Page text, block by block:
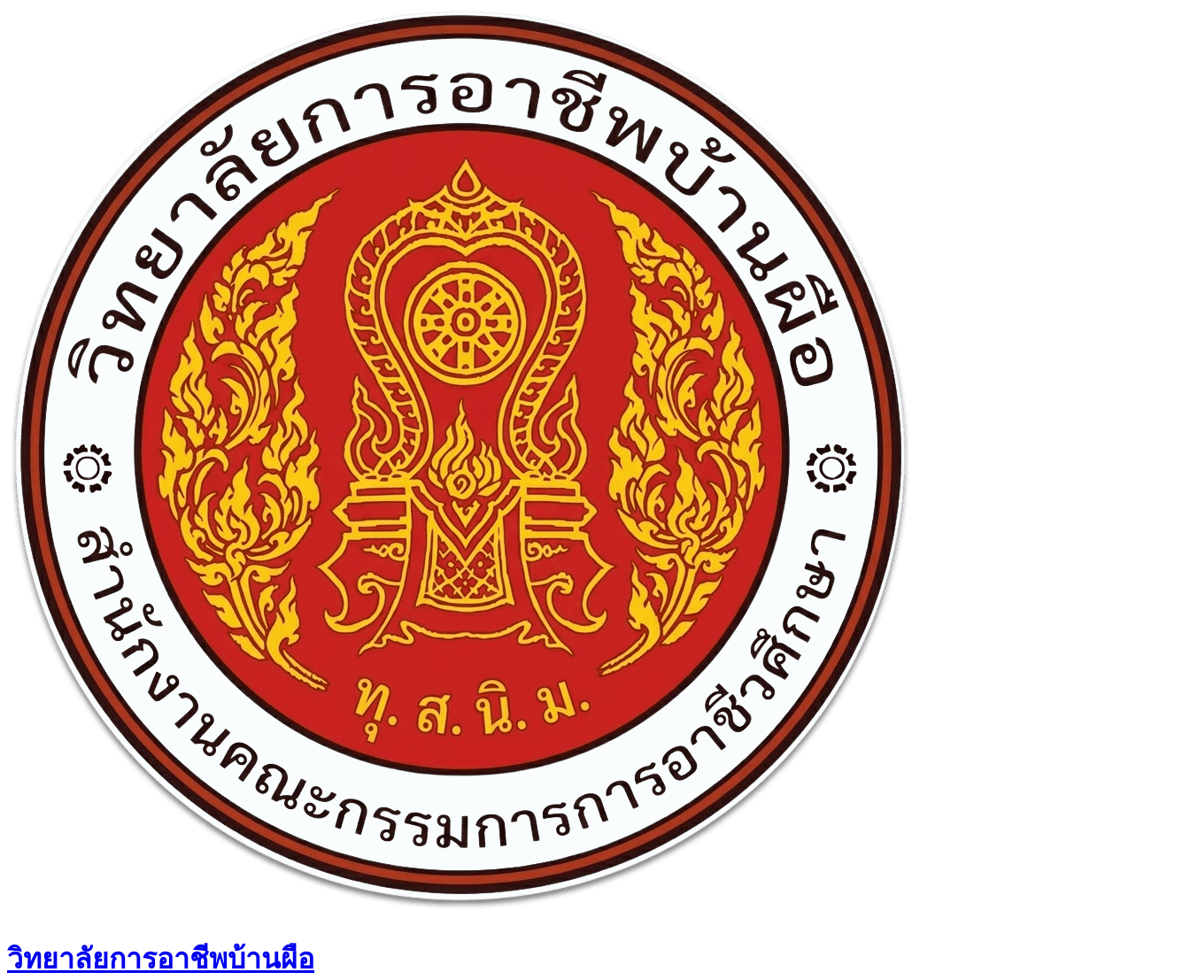
วิทยาลัยการอาชีพบ้านผือ